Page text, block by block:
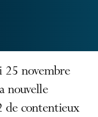
25 novembre
nouvelle
de contentieux